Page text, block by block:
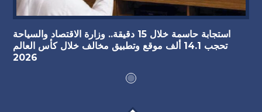
استجابة حاسمة خلال 15 دقيقة.. وزارة الاقتصاد والسياحة
تحجب 14.1 ألف موقع وتطبيق مخالف خلال كأس العالم
2026